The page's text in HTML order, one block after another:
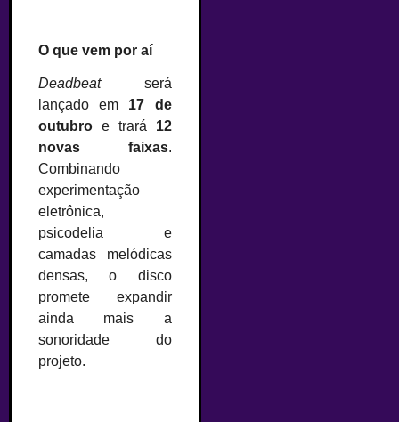
O que vem por aí
Deadbeatserá
lançado em 17 de
outubro e trará 12
novas faixas.
Combinando
experimentação
eletrônica,
psicodelia e
camadas melódicas
densas, o disco
promete expandir
ainda mais a
sonoridade do
projeto.